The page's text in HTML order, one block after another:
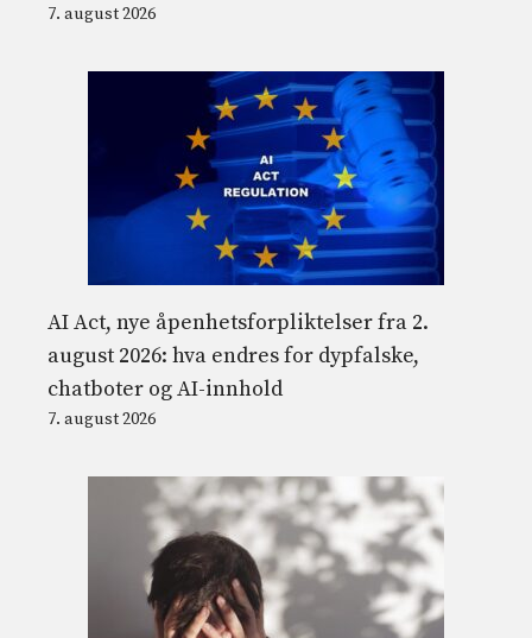
7. august 2026
AI Act, nye åpenhetsforpliktelser fra 2.
august 2026: hva endres for dypfalske,
chatboter og AI-innhold
7. august 2026